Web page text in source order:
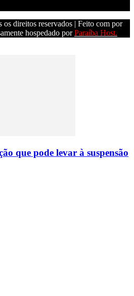
direitos reservados | Feito com por
hospedado porParaíba Host.
que pode levar à suspensão